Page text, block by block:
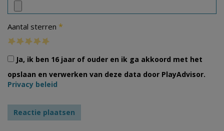
Aantal sterren *
Ja, ik ben 16 jaar of ouder en ik ga akkoord met het
opslaan en verwerken van deze data door PlayAdvisor.
Privacy beleid